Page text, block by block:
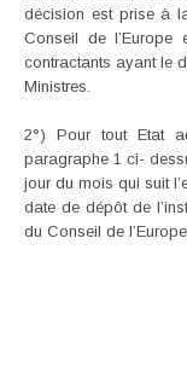
décision est prise à
Conseil de l’Europe
contractants ayant le
Ministres.
2°) Pour tout Etat
paragraphe 1 ci-
jour du mois qui suit
date de dépôt de
du Conseil de l’Europe.